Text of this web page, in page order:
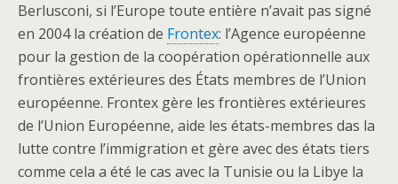
Berlusconi, si l’Europe toute entière n’avait pas signé
en 2004 la création de Frontex: l’Agence européenne
pour la gestion de la coopération opérationnelle aux
frontières extérieures des États membres de l’Union
européenne. Frontex gère les frontières extérieures
de l’Union Européenne, aide les états-membres das la
lutte contre l’immigration et gère avec des états tiers
comme cela a été le cas avec la Tunisie ou la Libye la